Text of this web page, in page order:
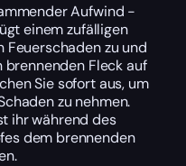
Aufwind -
einem zufälligen
Feuerschaden zu und
brennenden Fleck auf
Sie sofort aus, um
zu nehmen.
ihr während des
dem brennenden